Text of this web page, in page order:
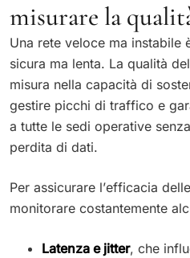
misurare la
Una rete veloce ma instabile
sicura ma lenta. La qualità
misura nella capacità di
gestire picchi di traffico e
a tutte le sedi operative
perdita di dati.
Per assicurare l’efficacia
monitorare costantemente
Latenza e jitter, che